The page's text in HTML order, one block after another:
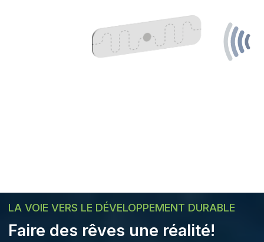
LA VOIE VERS LE DÉVELOPPEMENT DURABLE
Faire des rêves une réalité!